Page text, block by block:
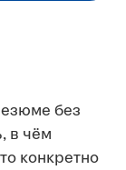
без
в чём
конкретно